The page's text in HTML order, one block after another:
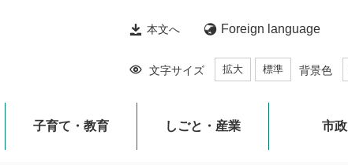
本文へ Foreign language
文字サイズ 拡大 標準 背景色
子育て・教育 しごと・産業 市政